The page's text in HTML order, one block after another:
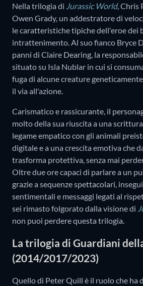
Nella trilogia di Jurassic World, Chris
Owen Grady, un addestratore di
le caratteristiche tipiche dell'eroe dei
intrattenimento. Al suo fianco Bryce
panni di Claire Dearing, la
situato su Isla Nublar in cui si
fuga di alcune creature
il via all'azione.
Carismatico e rassicurante, il
molto della sua riuscita a una
legame empatico con gli animali
digitale e a una crescita emotiva che
trasforma protettiva, senza mai
Oltre due ore capaci di parlare a un
grazie a sequenze spettacolari,
sentimentali e messaggi legati al
sei rimasto folgorato dalla visione di
non puoi perdere questa trilogia.
La trilogia di Guardiani
(2014/2017/2023)
Quello di Peter Quill è il ruolo che ha